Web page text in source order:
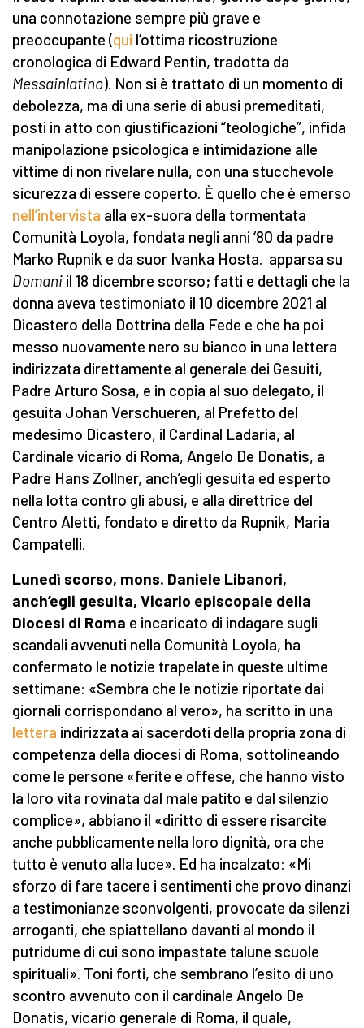
una connotazione sempre più grave e
preoccupante (qui l’ottima ricostruzione
cronologica di Edward Pentin, tradotta da
Messainlatino). Non si è trattato di un momento di
debolezza, ma di una serie di abusi premeditati,
posti in atto con giustificazioni “teologiche”, infida
manipolazione psicologica e intimidazione alle
vittime di non rivelare nulla, con una stucchevole
sicurezza di essere coperto. È quello che è emerso
nell’intervista alla ex-suora della tormentata
Comunità Loyola, fondata negli anni ‘80 da padre
Marko Rupnik e da suor Ivanka Hosta. apparsa su
Domani il 18 dicembre scorso; fatti e dettagli che la
donna aveva testimoniato il 10 dicembre 2021 al
Dicastero della Dottrina della Fede e che ha poi
messo nuovamente nero su bianco in una lettera
indirizzata direttamente al generale dei Gesuiti,
Padre Arturo Sosa, e in copia al suo delegato, il
gesuita Johan Verschueren, al Prefetto del
medesimo Dicastero, il Cardinal Ladaria, al
Cardinale vicario di Roma, Angelo De Donatis, a
Padre Hans Zollner, anch’egli gesuita ed esperto
nella lotta contro gli abusi, e alla direttrice del
Centro Aletti, fondato e diretto da Rupnik, Maria
Campatelli.
Lunedì scorso, mons. Daniele Libanori,
anch’egli gesuita, Vicario episcopale della
Diocesi di Roma e incaricato di indagare sugli
scandali avvenuti nella Comunità Loyola, ha
confermato le notizie trapelate in queste ultime
settimane: «Sembra che le notizie riportate dai
giornali corrispondano al vero», ha scritto in una
lettera indirizzata ai sacerdoti della propria zona di
competenza della diocesi di Roma, sottolineando
come le persone «ferite e offese, che hanno visto
la loro vita rovinata dal male patito e dal silenzio
complice», abbiano il «diritto di essere risarcite
anche pubblicamente nella loro dignità, ora che
tutto è venuto alla luce». Ed ha incalzato: «Mi
sforzo di fare tacere i sentimenti che provo dinanzi
a testimonianze sconvolgenti, provocate da silenzi
arroganti, che spiattellano davanti al mondo il
putridume di cui sono impastate talune scuole
spirituali». Toni forti, che sembrano l’esito di uno
scontro avvenuto con il cardinale Angelo De
Donatis, vicario generale di Roma, il quale,